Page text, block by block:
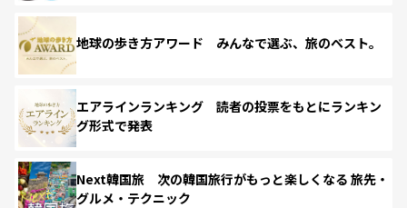
地球の歩き方アワード みんなで選ぶ、旅のベスト。
エアラインランキング 読者の投票をもとにランキン
グ形式で発表
Next韓国旅 次の韓国旅行がもっと楽しくなる 旅先・
グルメ・テクニック